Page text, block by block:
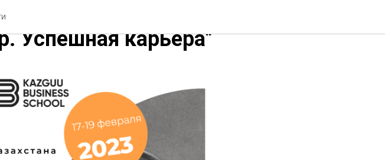
КР начинает курс
Успешная карьера"